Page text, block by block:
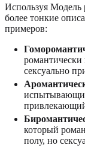
Используя Модель
более тонкие
примеров:
романтически
сексуально
который
полу, но